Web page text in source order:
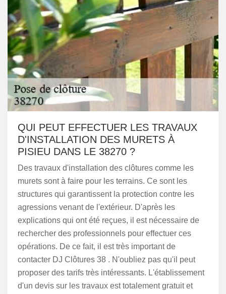
QUI PEUT EFFECTUER LES TRAVAUX
D'INSTALLATION DES MURETS À
PISIEU DANS LE 38270 ?
Des travaux d'installation des clôtures comme les
murets sont à faire pour les terrains. Ce sont les
structures qui garantissent la protection contre les
agressions venant de l'extérieur. D'après les
explications qui ont été reçues, il est nécessaire de
rechercher des professionnels pour effectuer ces
opérations. De ce fait, il est très important de
contacter DJ Clôtures 38 . N'oubliez pas qu'il peut
proposer des tarifs très intéressants. L'établissement
d'un devis sur les travaux est totalement gratuit et